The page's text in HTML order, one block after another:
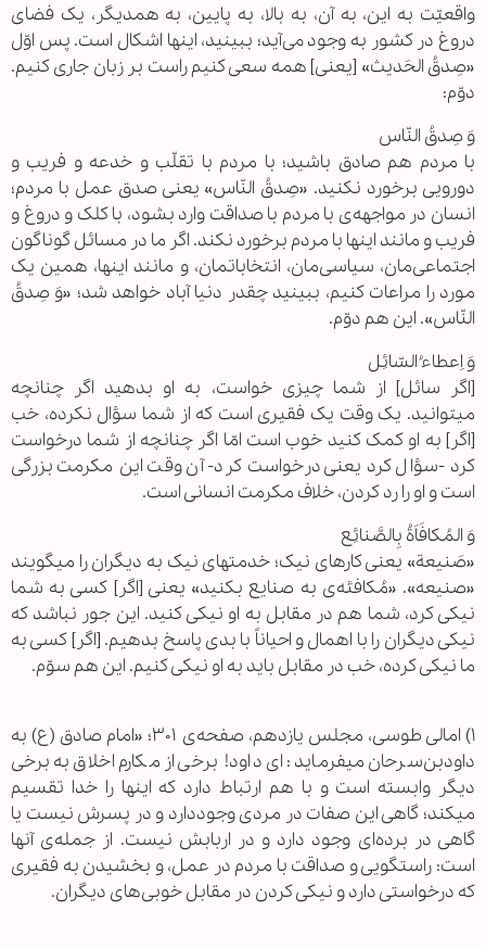
واقعیّت به این، به آن، به بالا، به پایین، به همدیگر، یک فضای
دروغ در کشور به وجود می‌آید؛ ببینید، اینها اشکال است. پس اوّل
«صِدقُ الحَدیث» [یعنی] همه‌ سعی کنیم راست بر زبان جاری کنیم.
دوّم:
وَ صِدقُ النّاس
با مردم هم صادق باشید؛ با مردم با تقلّب و خدعه و فریب و
دورویی برخورد نکنید. «صِدقُ النّاس» یعنی صدق عمل با مردم؛
انسان در مواجهه‌ی با مردم با صداقت وارد بشود، با کلک و دروغ و
فریب و مانند اینها با مردم برخورد نکند. اگر ما در مسائل گوناگون
اجتماعی‌مان، سیاسی‌مان، انتخاباتمان، و مانند اینها، همین یک
مورد را مراعات کنیم، ببینید چقدر دنیا آباد خواهد شد؛ «وَ صِدقُ
النّاس». این هم دوّم.
وَ اِعطاءُ السّائِل
[اگر سائل] از شما چیزی خواست، به او بدهید اگر چنانچه
میتوانید. یک وقت یک فقیری است که از شما سؤال نکرده، خب
[اگر] به او کمک کنید خوب است امّا اگر چنانچه از شما درخواست
کرد -سؤال کرد یعنی درخواست کرد- آن وقت این مکرمت بزرگی
است و او را رد کردن، خلاف مکرمت انسانی است.
وَ المُکافَاَةُ بِالصَّنائِع
«صَنیعة» یعنی کارهای نیک؛ خدمتهای نیک به دیگران را میگویند
«صنیعه». «مُکافئه‌ی به صنایع بکنید» یعنی [اگر] کسی به شما
نیکی کرد، شما هم در مقابل به او نیکی کنید. این جور نباشد که
نیکی دیگران را با اهمال و احیاناً با بدی پاسخ بدهیم. [اگر] کسی به
ما نیکی کرده، خب در مقابل باید به او نیکی کنیم. این هم سوّم.
۱) امالی طوسی، مجلس یازدهم، صفحه‌ی ۳۰۱؛ «امام صادق (ع) به
داودبن‌سرحان میفرماید: ای داود! برخی از مکارم اخلاق به برخی
دیگر وابسته است و با هم ارتباط دارد که اینها را خدا تقسیم
میکند؛ گاهی این صفات در مردی وجوددارد و در پسرش نیست یا
گاهی در برده‌ای وجود دارد و در اربابش نیست. از جمله‌ی آنها
است: راستگویی و صداقت با مردم در عمل، و بخشیدن به فقیری
که درخواستی دارد و نیکی کردن در مقابل خوبی‌های دیگران.